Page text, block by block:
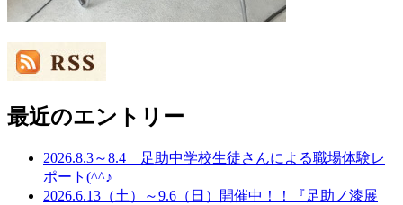
最近のエントリー
2026.8.3～8.4 足助中学校生徒さんによる職場体験レ
ポート(^^♪
2026.6.13（土）～9.6（日）開催中！！『足助ノ漆展